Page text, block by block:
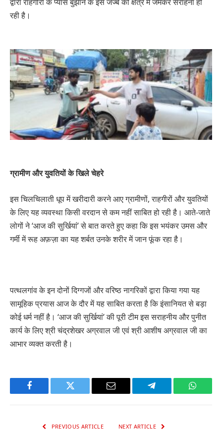
रही है।
ग्रामीण और युवतियों के खिले चेहरे
इस चिलचिलाती धूप में खरीदारी करने आए ग्रामीणों, राहगीरों और युवतियों
के लिए यह व्यवस्था किसी वरदान से कम नहीं साबित हो रही है। आते-जाते
लोगों ने ‘आज की सुर्खियां’ से बात करते हुए कहा कि इस भयंकर उमस और
गर्मी में रूह अफ़ज़ा का यह शर्बत उनके शरीर में जान फूंक रहा है।
पत्थलगांव के इन दोनों दिग्गजों और वरिष्ठ नागरिकों द्वारा किया गया यह
सामूहिक प्रयास आज के दौर में यह साबित करता है कि इंसानियत से बड़ा
कोई धर्म नहीं है। ‘आज की सुर्खियां’ की पूरी टीम इस सराहनीय और पुनीत
कार्य के लिए श्री चंद्रशेखर अग्रवाल जी एवं श्री आशीष अग्रवाल जी का
आभार व्यक्त करती है।
Facebook Twitter Email Telegram
PREVIOUS ARTICLE NEXT ARTICLE